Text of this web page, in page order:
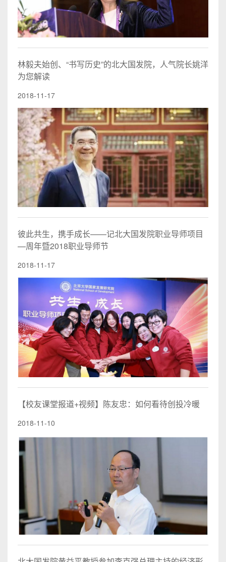
林毅夫始创、“书写历史”的北大国发院，人气院长姚洋
为您解读
2018-11-17
彼此共生，携手成长——记北大国发院职业导师项目
—周年暨2018职业导师节
2018-11-17
【校友课堂报道+视频】陈友忠：如何看待创投冷暖
2018-11-10